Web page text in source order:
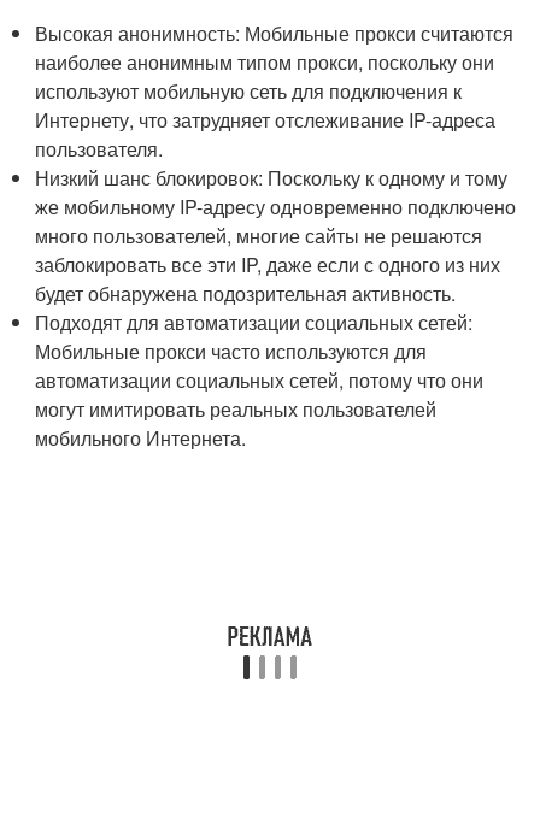
Высокая анонимность: Мобильные прокси считаются
наиболее анонимным типом прокси, поскольку они
используют мобильную сеть для подключения к
Интернету, что затрудняет отслеживание IP-адреса
пользователя.
Низкий шанс блокировок: Поскольку к одному и тому
же мобильному IP-адресу одновременно подключено
много пользователей, многие сайты не решаются
заблокировать все эти IP, даже если с одного из них
будет обнаружена подозрительная активность.
Подходят для автоматизации социальных сетей:
Мобильные прокси часто используются для
автоматизации социальных сетей, потому что они
могут имитировать реальных пользователей
мобильного Интернета.